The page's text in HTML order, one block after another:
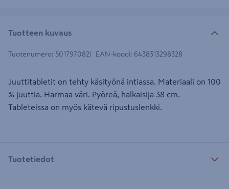
Tuotteen kuvaus
Tuotenumero: 501797082 EAN-koodi: 6438313298328
Juuttitabletit on tehty käsityönä intiassa. Materiaali on 100
% juuttia. Harmaa väri. Pyöreä, halkaisija 38 cm.
Tableteissa on myös kätevä ripustuslenkki.
Tuotetiedot